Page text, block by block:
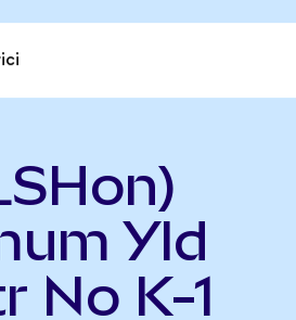
Yld
No K-1